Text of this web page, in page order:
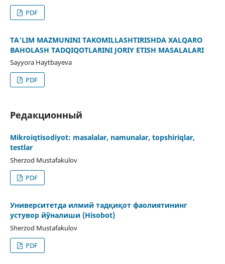
PDF
TA'LIM MAZMUNINI TAKOMILLASHTIRISHDA XALQARO
BAHOLASH TADQIQOTLARINI JORIY ETISH MASALALARI
Sayyora Haytbayeva
PDF
Редакционный
Mikroiqtisodiyot: masalalar, namunalar, topshiriqlar,
testlar
Sherzod Mustafakulov
PDF
Университетда илмий тадқиқот фаолиятининг
устувор йўналиши (Hisobot)
Sherzod Mustafakulov
PDF